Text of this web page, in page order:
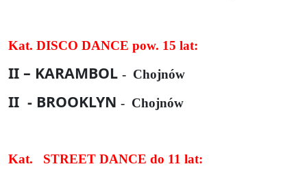
Kat. DISCO DANCE pow. 15 lat:
II – KARAMBOL - Chojnów
II - BROOKLYN - Chojnów
Kat.
STREET DANCE do 11 lat: